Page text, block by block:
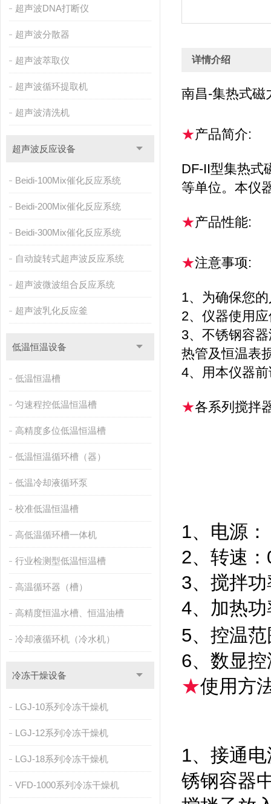
超声波DNA打断仪
超声波分散器
超声波萃取仪
超声波循环提取机
超声波清洗机
超声波反应设备
Beidi-100Mix催化反应系统
Beidi-200Mix催化反应系统
Beidi-300Mix催化反应系统
自动旋转式超声波反应系统
超声波微波组合反应系统
超声波乳化反应釜
低温恒温设备
低温恒温槽
匀速程控低温恒温槽
高精度多位低温恒温槽
低温恒温循环槽（器）
低温冷却液循环泵
校准低温恒温槽
高低温循环槽一体机
行业检测型低温恒温槽
高温循环器（槽）
高精度恒温水槽、恒温油槽
冷却液循环机（冷水机）
冷冻干燥设备
LGJ-10系列冷冻干燥机
LGJ-12系列冷冻干燥机
LGJ-18系列冷冻干燥机
VFD-1000系列冷冻干燥机
详情介绍
南昌-集热式磁
★产品简介:
DF-II型集热式
等单位。本仪
★产品性能:
★注意事项:
1、为确保您
2、仪器使用
3、不锈钢容
热管及恒温表
4、用本仪器
★各系列搅拌
1、电源
2、转速
3、搅拌
4、加热
5、控温
6、数显
★使用方
1、接通
锈钢容器